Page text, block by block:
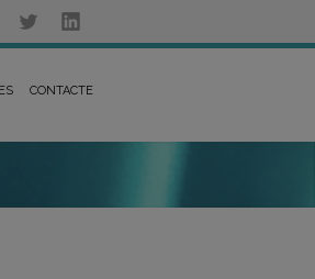
CONTACTE